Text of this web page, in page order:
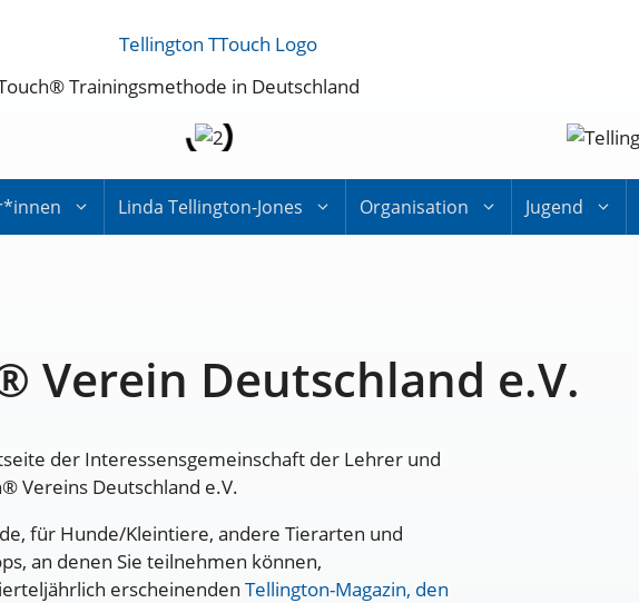
Trainingsmethode in Deutschland
Linda Tellington-Jones Organisation Jugend
Verein Deutschland e.V.
der Interessensgemeinschaft der Lehrer und
Vereins Deutschland e.V.
für Hunde/Kleintiere, andere Tierarten und
an denen Sie teilnehmen können,
erscheinenden Tellington-Magazin, den